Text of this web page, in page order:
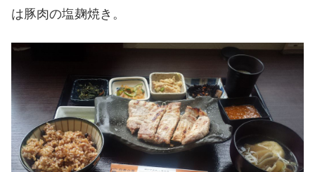
は豚肉の塩麹焼き。